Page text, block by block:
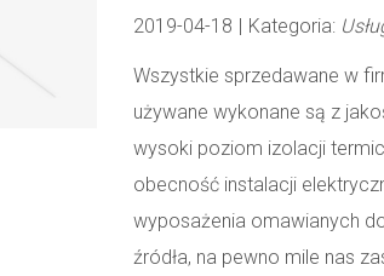
2019-04-18 | Kategoria:
Wszystkie sprzedawane w
używane wykonane są z
wysoki poziom izolacji
obecność instalacji
wyposażenia omawianych
źródła, na pewno mile nas